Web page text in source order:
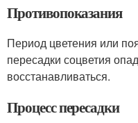
Противопоказания
Период цветения или
пересадки соцветия
восстанавливаться.
Процесс пересадки